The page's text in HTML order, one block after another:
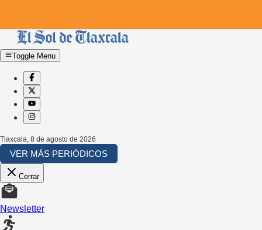
Toggle Menu
Tlaxcala 8 de agosto de 2026
VER MÁS PERIÓDICOS
Cerrar
Newsletter